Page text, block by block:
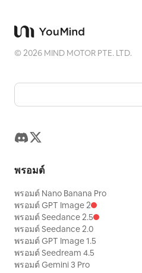
©2026 MIND MOTOR PTE. LTD.
พรอมต์
พรอมต์ Nano Banana Pro
พรอมต์ GPT Image 2
พรอมต์ Seedance 2.5
พรอมต์ Seedance 2.0
พรอมต์ GPT Image 1.5
พรอมต์ Seedream 4.5
พรอมต์ Gemini 3 Pro